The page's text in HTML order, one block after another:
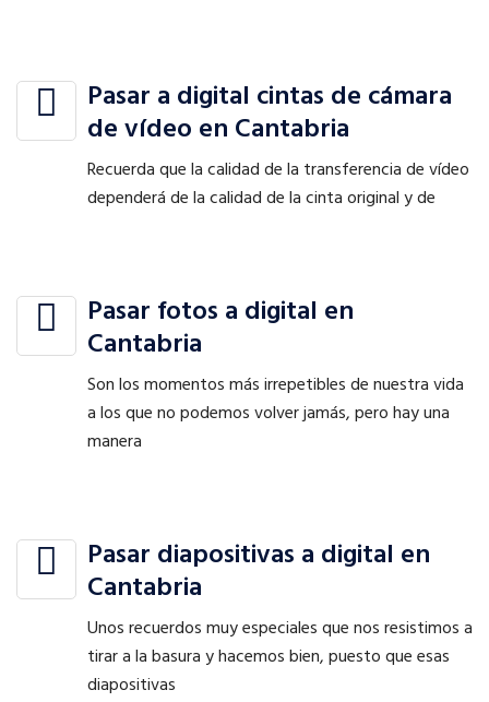
Pasar a digital cintas de cámara
de vídeo en Cantabria
Recuerda que la calidad de la transferencia de vídeo
dependerá de la calidad de la cinta original y de
Pasar fotos a digital en
Cantabria
Son los momentos más irrepetibles de nuestra vida
a los que no podemos volver jamás, pero hay una
manera
Pasar diapositivas a digital en
Cantabria
Unos recuerdos muy especiales que nos resistimos a
tirar a la basura y hacemos bien, puesto que esas
diapositivas